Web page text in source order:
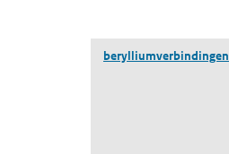
berylliumverbindingen